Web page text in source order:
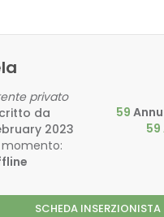
privato
da
2023
momento:
59
SCHEDA INSERZIONISTA